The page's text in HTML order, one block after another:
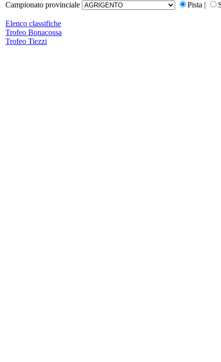
Campionato provinciale
Pista |
Elenco classifiche
Trofeo Bonacossa
Trofeo Tiezzi